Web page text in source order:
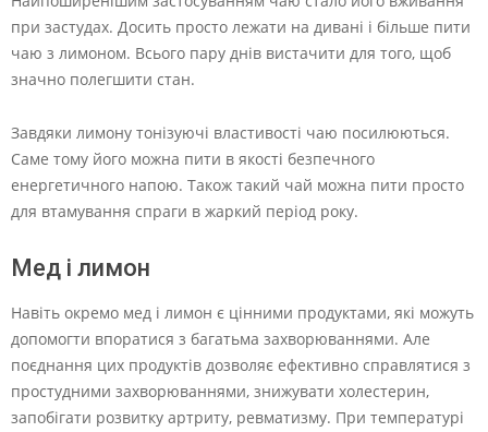
при застудах. Досить просто лежати на дивані і більше пити
чаю з лимоном. Всього пару днів вистачити для того, щоб
значно полегшити стан.
Завдяки лимону тонізуючі властивості чаю посилюються.
Саме тому його можна пити в якості безпечного
енергетичного напою. Також такий чай можна пити просто
для втамування спраги в жаркий період року.
Мед і лимон
Навіть окремо мед і лимон є цінними продуктами, які можуть
допомогти впоратися з багатьма захворюваннями. Але
поєднання цих продуктів дозволяє ефективно справлятися з
простудними захворюваннями, знижувати холестерин,
запобігати розвитку артриту, ревматизму. При температурі